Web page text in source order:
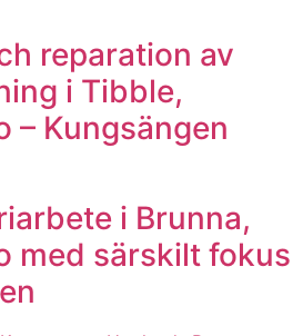
reparation av
i Tibble,
– Kungsängen
i Brunna,
med särskilt fokus